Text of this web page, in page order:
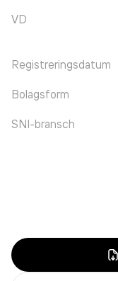
VD
Registreringsdatum
Bolagsform
SNI-bransch